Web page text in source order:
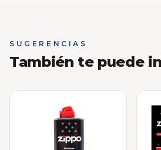
SUGERENCIAS
También te puede